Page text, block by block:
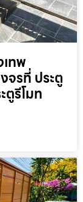
เทพ
จรที่ ประตู
ตูรีโมท